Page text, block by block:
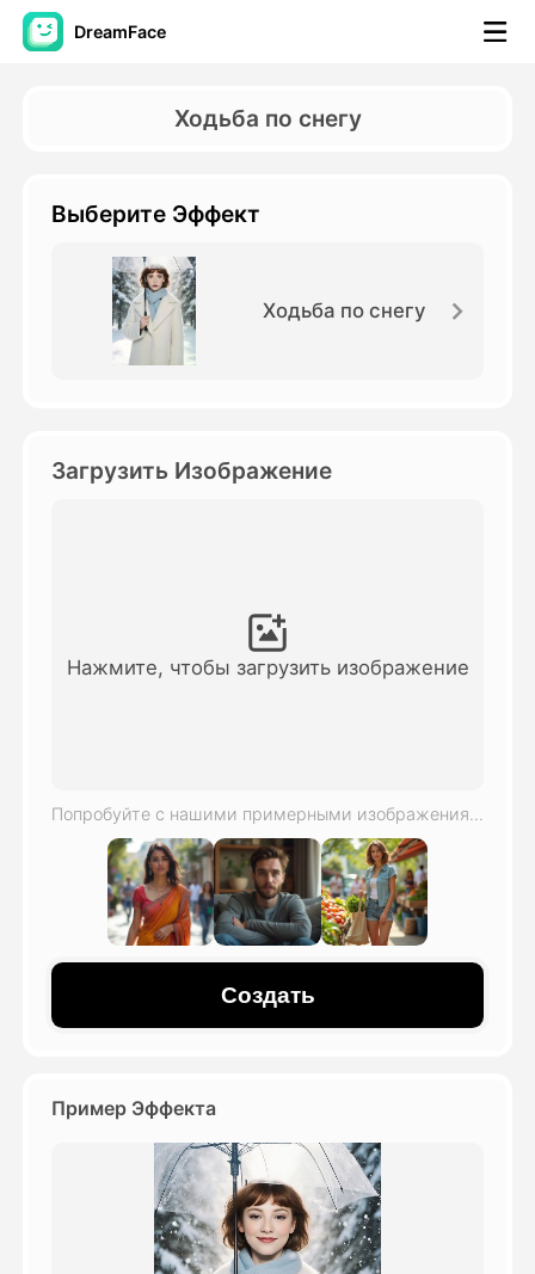
DreamFace
Инструменты ИИ
Видео
Другие инструменты
Посмотреть все шаблоны
Блог
Ходьба по снегу
Выберите Эффект
Ходьба по снегу
Загрузить Изображение
Нажмите, чтобы загрузить изображение
Создать
Пример Эффекта